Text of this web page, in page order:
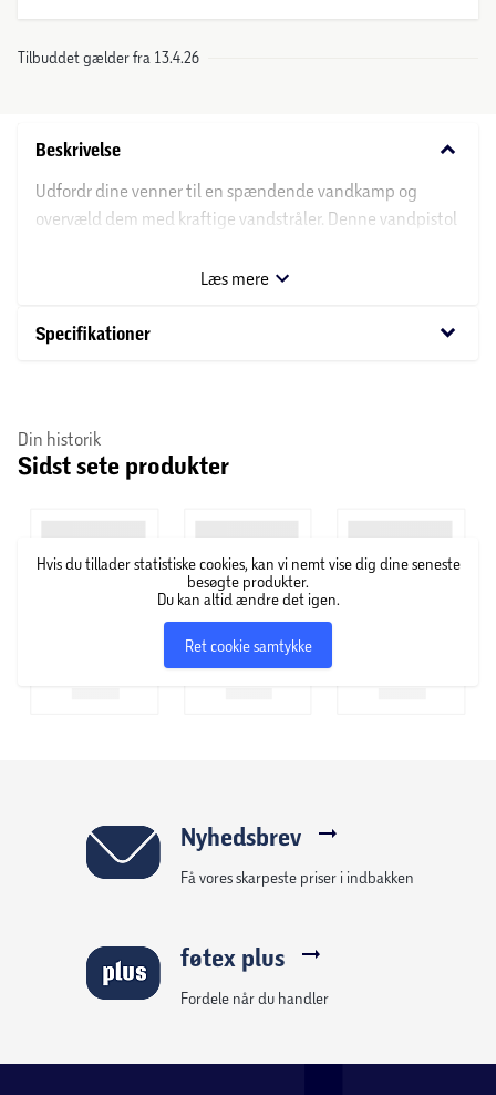
Tilbuddet gælder fra 13.4.26
Beskrivelse keyboard_arrow_down
Udfordr dine venner til en spændende vandkamp og
overvæld dem med kraftige vandstråler. Denne vandpistol
affyre imponerende vandstråler. Masser af sjove timers leg.
Læs mere
Specifikationer keyboard_arrow_down
Din historik
Sidst sete produkter
Hvis du tillader statistiske cookies, kan vi nemt vise dig dine seneste
besøgte produkter.
Du kan altid ændre det igen.
Ret cookie samtykke
Nyhedsbrev
Få vores skarpeste priser i indbakken
føtex plus
Fordele når du handler